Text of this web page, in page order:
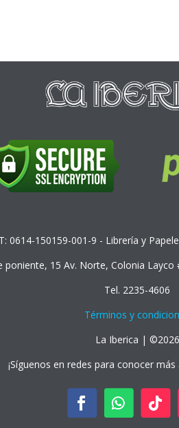
0614-150159-001-9 - Librería y
15 Av. Norte, Colonia Layco
Tel. 2235-4606
Términos y
La Iberica | ©2026
¡Síguenos en redes para conocer